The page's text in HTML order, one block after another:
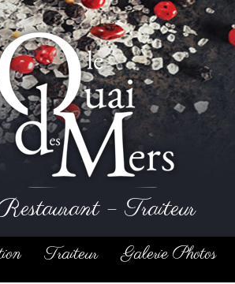
– Traiteur
Traiteur Galerie Photos